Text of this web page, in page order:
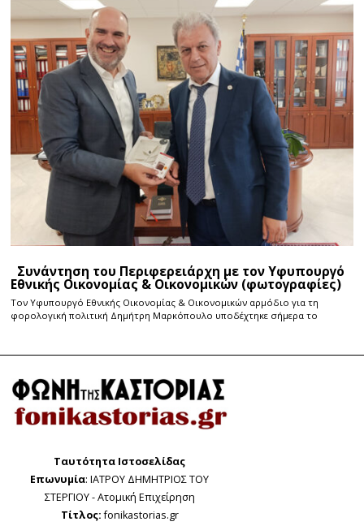
Συνάντηση του Περιφερειάρχη με τον Υφυπουργό
Εθνικής Οικονομίας & Οικονομικών (φωτογραφίες)
Τον Υφυπουργό Εθνικής Οικονομίας & Οικονομικών αρμόδιο για τη
φορολογική πολιτική Δημήτρη Μαρκόπουλο υποδέχτηκε σήμερα το
Ταυτότητα Ιστοσελίδας
Επωνυμία: ΙΑΤΡΟΥ ΔΗΜΗΤΡΙΟΣ ΤΟΥ
ΣΤΕΡΓΙΟΥ - Ατομική Επιχείρηση
Τίτλος:fonikastorias.gr